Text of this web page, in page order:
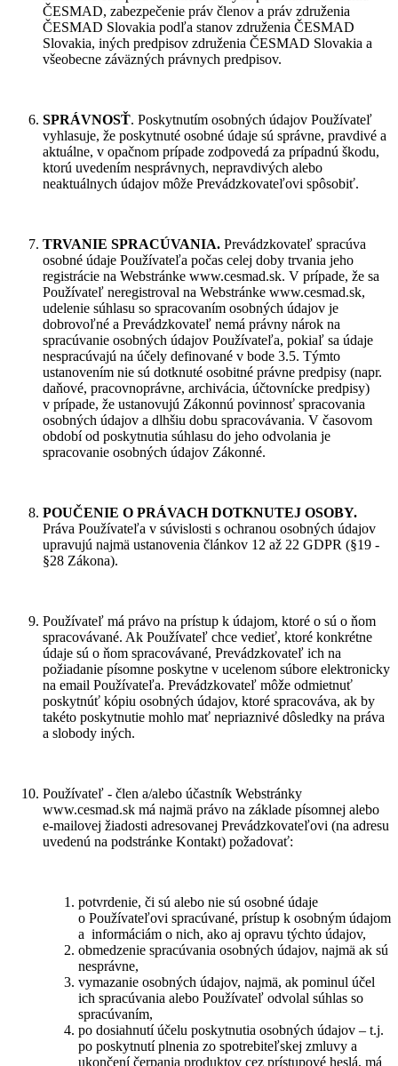
ČESMAD, zabezpečenie práv členov a práv združenia
ČESMAD Slovakia podľa stanov združenia ČESMAD
Slovakia, iných predpisov združenia ČESMAD Slovakia a
všeobecne záväzných právnych predpisov.
SPRÁVNOSŤ. Poskytnutím osobných údajov Používateľ
vyhlasuje, že poskytnuté osobné údaje sú správne, pravdivé a
aktuálne, v opačnom prípade zodpovedá za prípadnú škodu,
ktorú uvedením nesprávnych, nepravdivých alebo
neaktuálnych údajov môže Prevádzkovateľovi spôsobiť.
TRVANIE SPRACÚVANIA. Prevádzkovateľ spracúva
osobné údaje Používateľa počas celej doby trvania jeho
registrácie na Webstránke www.cesmad.sk. V prípade, že sa
Používateľ neregistroval na Webstránke www.cesmad.sk,
udelenie súhlasu so spracovaním osobných údajov je
dobrovoľné a Prevádzkovateľ nemá právny nárok na
spracúvanie osobných údajov Používateľa, pokiaľ sa údaje
nespracúvajú na účely definované v bode 3.5. Týmto
ustanovením nie sú dotknuté osobitné právne predpisy (napr.
daňové, pracovnoprávne, archivácia, účtovnícke predpisy)
v prípade, že ustanovujú Zákonnú povinnosť spracovania
osobných údajov a dlhšiu dobu spracovávania. V časovom
období od poskytnutia súhlasu do jeho odvolania je
spracovanie osobných údajov Zákonné.
POUČENIE O PRÁVACH DOTKNUTEJ OSOBY.
Práva Používateľa v súvislosti s ochranou osobných údajov
upravujú najmä ustanovenia článkov 12 až 22 GDPR (§19 -
§28 Zákona).
Používateľ má právo na prístup k údajom, ktoré o sú o ňom
spracovávané. Ak Používateľ chce vedieť, ktoré konkrétne
údaje sú o ňom spracovávané, Prevádzkovateľ ich na
požiadanie písomne poskytne v ucelenom súbore elektronicky
na email Používateľa. Prevádzkovateľ môže odmietnuť
poskytnúť kópiu osobných údajov, ktoré spracováva, ak by
takéto poskytnutie mohlo mať nepriaznivé dôsledky na práva
a slobody iných.
Používateľ - člen a/alebo účastník Webstránky
www.cesmad.sk má najmä právo na základe písomnej alebo
e-mailovej žiadosti adresovanej Prevádzkovateľovi (na adresu
uvedenú na podstránke Kontakt) požadovať:
potvrdenie, či sú alebo nie sú osobné údaje
o Používateľovi spracúvané, prístup k osobným údajom
a informáciám o nich, ako aj opravu týchto údajov,
obmedzenie spracúvania osobných údajov, najmä ak sú
nesprávne,
vymazanie osobných údajov, najmä, ak pominul účel
ich spracúvania alebo Používateľ odvolal súhlas so
spracúvaním,
po dosiahnutí účelu poskytnutia osobných údajov – t.j.
po poskytnutí plnenia zo spotrebiteľskej zmluvy a
ukončení čerpania produktov cez prístupové heslá, má